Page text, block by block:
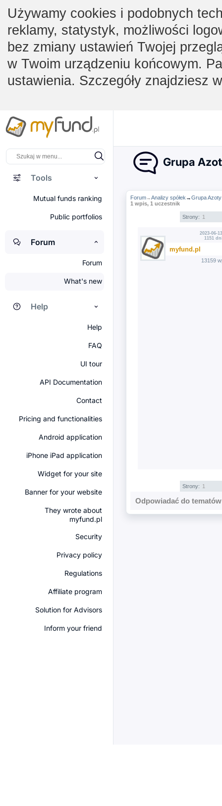
Używamy cookies i podobnych
reklamy, statystyk, możliwości
bez zmiany ustawień Twojej
w Twoim urządzeniu końcowym.
ustawienia. Szczegóły znajdziesz
Tools
Mutual funds ranking
Public portfolios
Forum
Forum
What's new
Help
Help
FAQ
UI tour
API Documentation
Contact
Pricing and functionalities
Android application
iPhone iPad application
Widget for your site
Banner for your website
They wrote about
myfund.pl
Security
Privacy policy
Regulations
Affiliate program
Solution for Advisors
Inform your friend
Grupa
Forum→Analizy spółek →Grupa
1 wpis, 1 uczestnik
Strony: 1
2023-06-
1151
myfund.pl
13159
Strony: 1
Odpowiadać do